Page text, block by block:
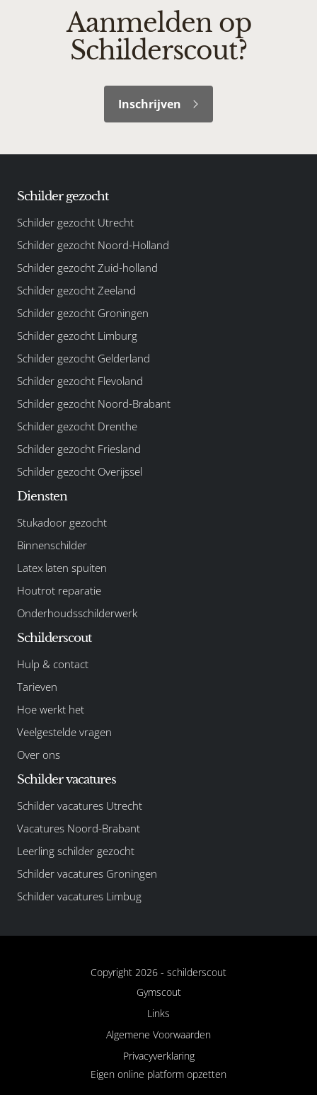
Aanmelden op
Schilderscout?
Inschrijven
Schilder gezocht
Schilder gezocht Utrecht
Schilder gezocht Noord-Holland
Schilder gezocht Zuid-holland
Schilder gezocht Zeeland
Schilder gezocht Groningen
Schilder gezocht Limburg
Schilder gezocht Gelderland
Schilder gezocht Flevoland
Schilder gezocht Noord-Brabant
Schilder gezocht Drenthe
Schilder gezocht Friesland
Schilder gezocht Overijssel
Diensten
Stukadoor gezocht
Binnenschilder
Latex laten spuiten
Houtrot reparatie
Onderhoudsschilderwerk
Schilderscout
Hulp & contact
Tarieven
Hoe werkt het
Veelgestelde vragen
Over ons
Schilder vacatures
Schilder vacatures Utrecht
Vacatures Noord-Brabant
Leerling schilder gezocht
Schilder vacatures Groningen
Schilder vacatures Limbug
Copyright 2026 - schilderscout
Gymscout
Links
Algemene Voorwaarden
Privacyverklaring
Eigen online platform opzetten